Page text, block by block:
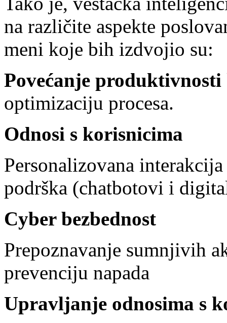
na različite aspekte
meni koje bih izdvojio su:
Povećanje produktivnosti
optimizaciju procesa.
Odnosi s korisnicima
Personalizovana
podrška (chatbotovi i
Cyber bezbednost
Prepoznavanje sumnjivih
prevenciju napada
Upravljanje odnosima s